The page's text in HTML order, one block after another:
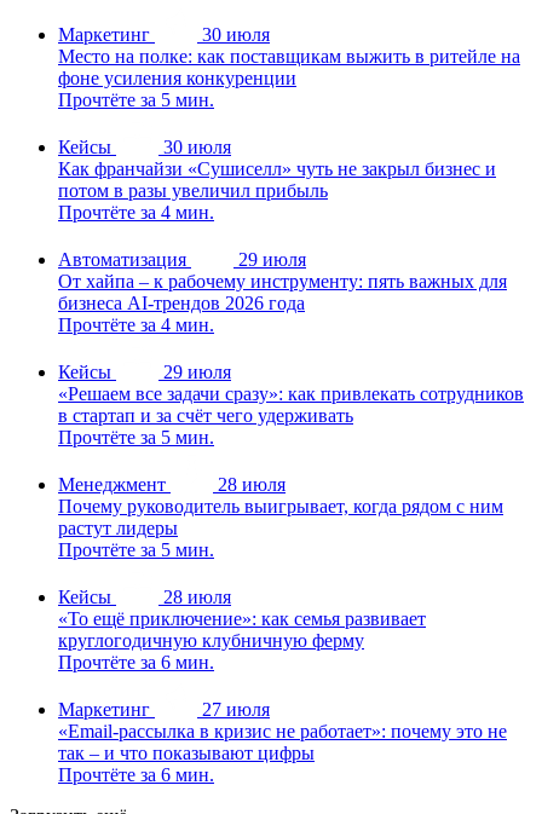
Маркетинг
30 июля
Место на полке: как поставщикам выжить в ритейле на
фоне усиления конкуренции
Прочтёте за 5 мин.
Кейсы
30 июля
Как франчайзи «Сушиселл» чуть не закрыл бизнес и
потом в разы увеличил прибыль
Прочтёте за 4 мин.
Автоматизация
29 июля
От хайпа – к рабочему инструменту: пять важных для
бизнеса AI-трендов 2026 года
Прочтёте за 4 мин.
Кейсы
29 июля
«Решаем все задачи сразу»: как привлекать сотрудников
в стартап и за счёт чего удерживать
Прочтёте за 5 мин.
Менеджмент
28 июля
Почему руководитель выигрывает, когда рядом с ним
растут лидеры
Прочтёте за 5 мин.
Кейсы
28 июля
«То ещё приключение»: как семья развивает
круглогодичную клубничную ферму
Прочтёте за 6 мин.
Маркетинг
27 июля
«Email-рассылка в кризис не работает»: почему это не
так – и что показывают цифры
Прочтёте за 6 мин.